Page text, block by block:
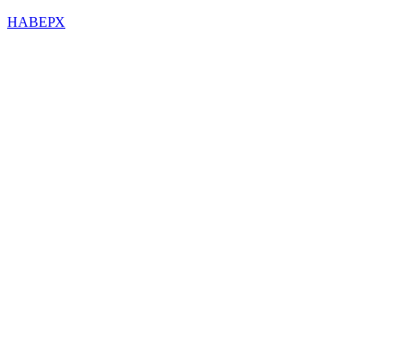
НАВЕРХ